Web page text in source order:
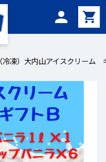
メニュー
（冷凍）大内山アイスクリー